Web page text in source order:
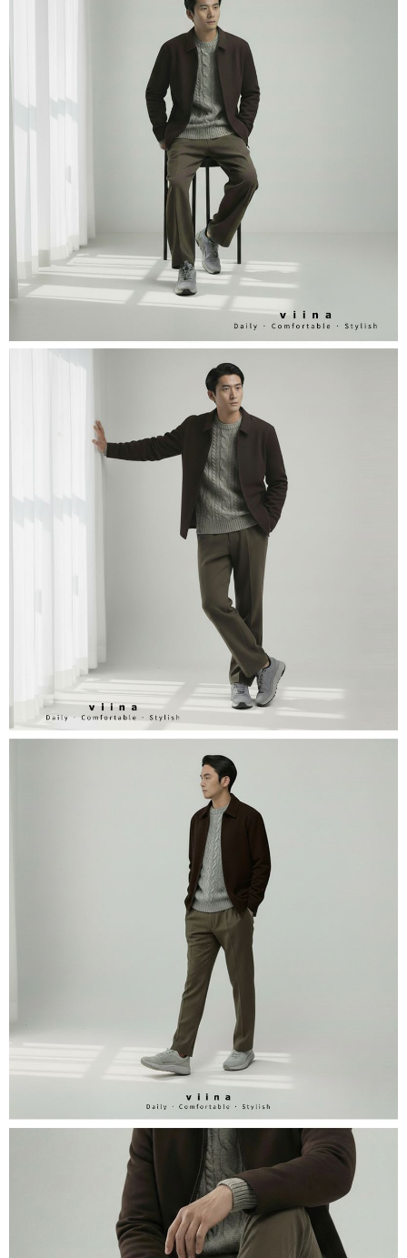
結帳頁面，進行簡訊認證並確認金額後，即可完成結帳。
２．訂單成立數日內，您將收到繳費通知簡訊。
３．收到繳費通知簡訊後14天內，點擊此簡訊中的連結，可透過四大超商／
ATM／網路銀行／等多元方式進行付款，方視為交易完成。
※ 請注意：結帳手續完成當下不需立刻繳費，但若您需要取消訂單，請聯絡
購買商品的店家。未經商家同意取消之訂單仍視為有效，需透過AFTEE先享
後付繳納相關費用。
※ 交易是否成功請以「AFTEE先享後付 」之結帳頁面顯示為準，若有關於
是否繳費成功／繳費後需取消欲退款等相關疑問，請聯繫「AFTEE先享後付
https://netprotections.freshdesk.com/support/home
１．透過由恩沛科技股份有限公司提供之「AFTEE先享後付」服務完成之交
易，需依本服務之必要範圍內提供個人資料，並將交易相關給付款項請求債
權轉讓予恩沛科技股份有限公司。
２．關於個人資料處理事宜，請瀏覽以下網址：
https://aftee.tw/terms/#terms3
３．未成年的使用者請事先徵得法定代理人或監護人之同意方可使用
「AFTEE先享後付」，若未經同意申辦者引起之損失，本公司不負相關責
請求用戶進行身份認證。
５．嚴禁一人註冊多個帳號或使用他人資訊註冊。若發現惡意使用之情形，
恩沛科技股份有限公司將有權停止該用戶之使用額度並採取法律行動。
每筆NT$60，滿NT$800(含以上)免運費
每筆NT$60，滿NT$800(含以上)免運費
每筆NT$60，滿NT$800(含以上)免運費
每筆NT$60，滿NT$800(含以上)免運費
每筆NT$255
國際配送